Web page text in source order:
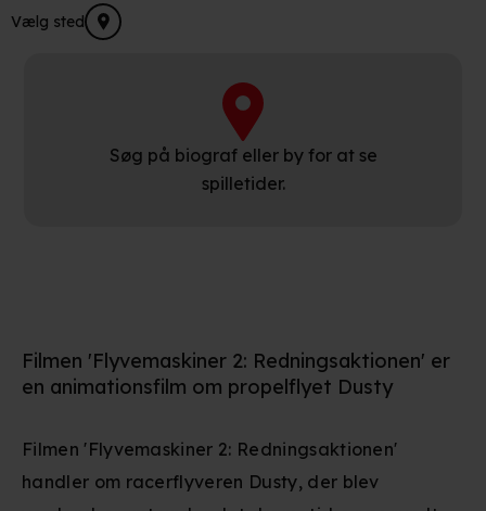
Vælg sted
Søg på biograf eller by for at se
spilletider.
Filmen 'Flyvemaskiner 2: Redningsaktionen' er
en animationsfilm om propelflyet Dusty
Filmen 'Flyvemaskiner 2: Redningsaktionen'
handler om racerflyveren Dusty, der blev